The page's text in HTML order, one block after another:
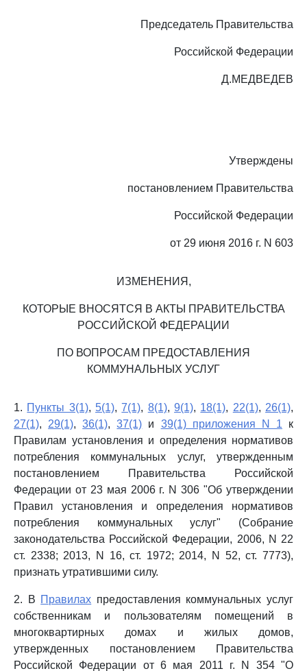
Председатель Правительства
Российской Федерации
Д.МЕДВЕДЕВ
Утверждены
постановлением Правительства
Российской Федерации
от 29 июня 2016 г. N 603
ИЗМЕНЕНИЯ,
КОТОРЫЕ ВНОСЯТСЯ В АКТЫ ПРАВИТЕЛЬСТВА
РОССИЙСКОЙ ФЕДЕРАЦИИ
ПО ВОПРОСАМ ПРЕДОСТАВЛЕНИЯ
КОММУНАЛЬНЫХ УСЛУГ
1. Пункты 3(1), 5(1),7(1), 8(1),9(1), 18(1), 22(1), 26(1),
27(1), 29(1),36(1),37(1) и 39(1) приложения N 1 к
Правилам установления и определения нормативов
потребления коммунальных услуг, утвержденным
постановлением Правительства Российской
Федерации от 23 мая 2006 г. N 306 "Об утверждении
Правил установления и определения нормативов
потребления коммунальных услуг" (Собрание
законодательства Российской Федерации, 2006, N 22
ст. 2338; 2013, N 16, ст. 1972; 2014, N 52, ст. 7773),
признать утратившими силу.
2. В Правилах предоставления коммунальных услуг
собственникам и пользователям помещений в
многоквартирных домах и жилых домов,
утвержденных постановлением Правительства
Российской Федерации от 6 мая 2011 г. N 354 "О